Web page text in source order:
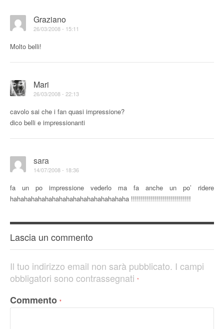
Graziano
26/03/2008 - 15:11
Molto belli!
Mari
26/03/2008 - 22:13
cavolo sai che i fan quasi impressione?
dico belli e impressionanti
sara
14/07/2008 - 18:36
fa un po impressione vederlo ma fa anche un po’ ridere
hahahahahahahahahahahahahahahahaha !!!!!!!!!!!!!!!!!!!!!!!!!!!!!!
Lascia un commento
Il tuo indirizzo email non sarà pubblicato. I campi
obbligatori sono contrassegnati *
Commento *